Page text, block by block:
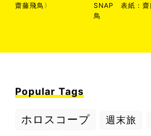
齋藤飛鳥〉
SNAP 表紙：齋
鳥
Popular Tags
ホロスコープ 週末旅